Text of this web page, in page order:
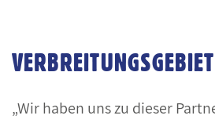
„Wir haben uns zu dieser